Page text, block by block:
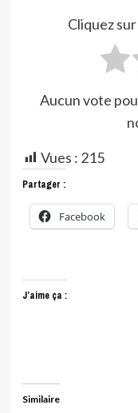
Cliquez
Aucun vote
Vues : 215
Partager :
Facebook
J’aime ça :
Similaire